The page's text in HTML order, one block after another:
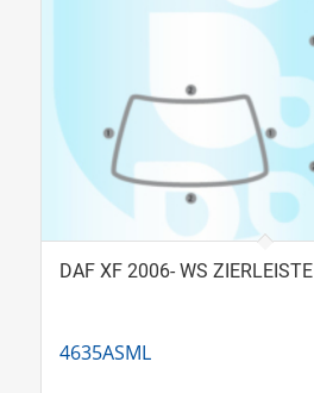
DAF XF 2006- WS ZIERLEISTE
4635ASML